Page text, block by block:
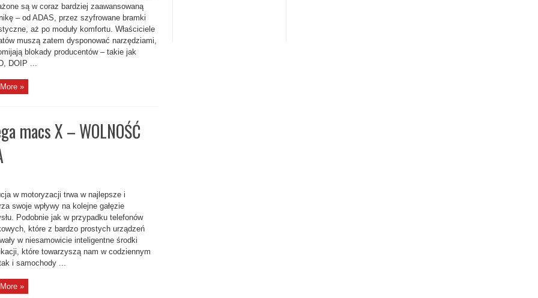
są w coraz bardziej zaawansowaną
– od ADAS, przez szyfrowane bramki
aż po moduły komfortu. Właściciele
muszą zatem dysponować narzędziami,
blokady producentów – takie jak
DOIP ...
»
macs X – WOLNOŚĆ
w motoryzacji trwa w najlepsze i
swoje wpływy na kolejne gałęzie
Podobnie jak w przypadku telefonów
które z bardzo prostych urządzeń
w niesamowicie inteligentne środki
które towarzyszą nam w codziennym
i samochody ...
»